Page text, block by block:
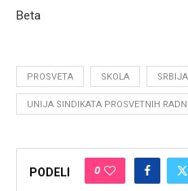
Beta
PROSVETA SKOLA SRBIJA
UNIJA SINDIKATA PROSVETNIH
PODELI 0